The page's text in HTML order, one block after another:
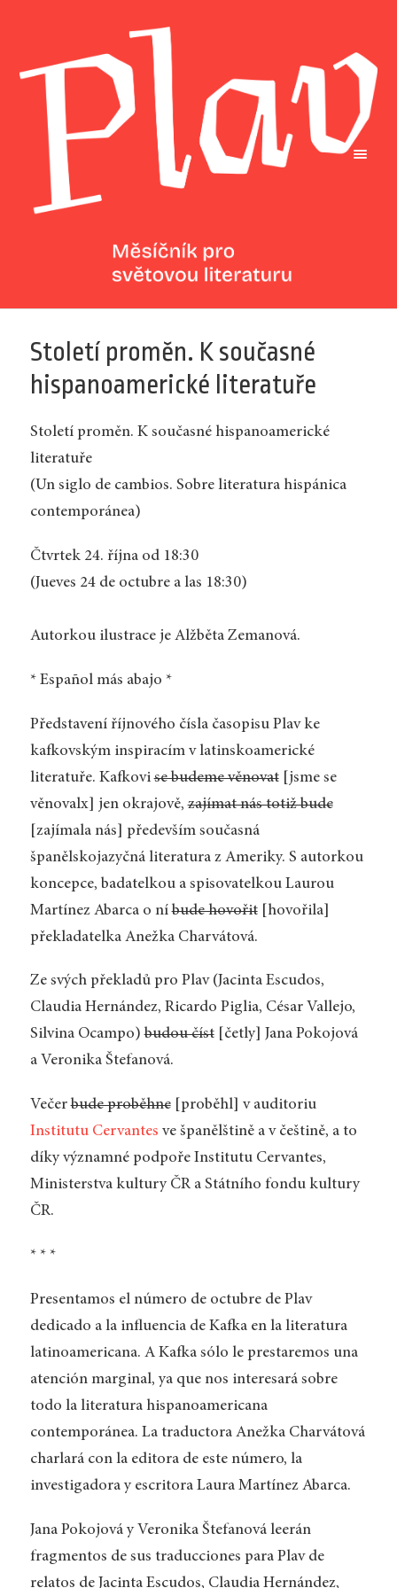
Století proměn. K současné
hispanoamerické literatuře
Století proměn. K současné hispanoamerické
literatuře
(Un siglo de cambios. Sobre literatura hispánica
contemporánea)
Čtvrtek 24. října od 18:30
(Jueves 24 de octubre a las 18:30)
Autorkou ilustrace je Alžběta Zemanová.
* Español más abajo *
Představení říjnového čísla časopisu Plav ke
kafkovským inspiracím v latinskoamerické
literatuře. Kafkovise budeme věnovat[jsme se
věnovalx] jen okrajově,zajímat nás totiž bude
[zajímala nás] především současná
španělskojazyčná literatura z Ameriky. S autorkou
koncepce, badatelkou a spisovatelkou Laurou
Martínez Abarca o níbude hovořit[hovořila]
překladatelka Anežka Charvátová.
Ze svých překladů pro Plav (Jacinta Escudos,
Claudia Hernández, Ricardo Piglia, César Vallejo,
Silvina Ocampo)budou číst[četly] Jana Pokojová
a Veronika Štefanová.
Večerbude proběhne[proběhl] v auditoriu
Institutu Cervantes ve španělštině a v češtině, a to
díky významné podpoře Institutu Cervantes,
Ministerstva kultury ČR a Státního fondu kultury
ČR.
* * *
Presentamos el número de octubre de Plav
dedicado a la influencia de Kafka en la literatura
latinoamericana. A Kafka sólo le prestaremos una
atención marginal, ya que nos interesará sobre
todo la literatura hispanoamericana
contemporánea. La traductora Anežka Charvátová
charlará con la editora de este número, la
investigadora y escritora Laura Martínez Abarca.
Jana Pokojová y Veronika Štefanová leerán
fragmentos de sus traducciones para Plav de
relatos de Jacinta Escudos, Claudia Hernández,